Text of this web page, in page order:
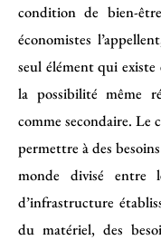
condition de bien-
économistes
seul élément qui
la possibilité même
comme secondaire. Le
permettre à des
monde divisé
d’infrastructure
du matériel, des